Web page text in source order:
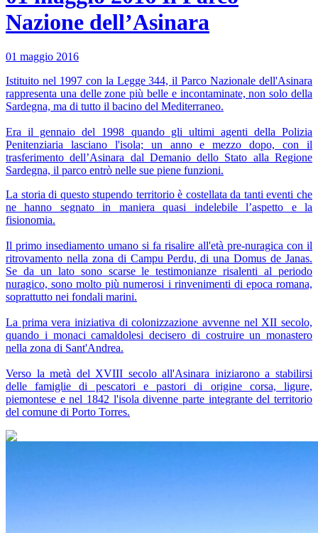
Nazione dell’Asinara
01 maggio 2016
Istituito nel 1997 con la Legge 344, il Parco Nazionale dell'Asinara
rappresenta una delle zone più belle e incontaminate, non solo della
Sardegna, ma di tutto il bacino del Mediterraneo.
Era il gennaio del 1998 quando gli ultimi agenti della Polizia
Penitenziaria lasciano l'isola; un anno e mezzo dopo, con il
trasferimento dell’Asinara dal Demanio dello Stato alla Regione
Sardegna, il parco entrò nelle sue piene funzioni.
La storia di questo stupendo territorio è costellata da tanti eventi che
ne hanno segnato in maniera quasi indelebile l’aspetto e la
fisionomia.
Il primo insediamento umano si fa risalire all'età pre-nuragica con il
ritrovamento nella zona di Campu Perdu, di una Domus de Janas.
Se da un lato sono scarse le testimonianze risalenti al periodo
nuragico, sono molto più numerosi i rinvenimenti di epoca romana,
soprattutto nei fondali marini.
La prima vera iniziativa di colonizzazione avvenne nel XII secolo,
quando i monaci camaldolesi decisero di costruire un monastero
nella zona di Sant'Andrea.
Verso la metà del XVIII secolo all'Asinara iniziarono a stabilirsi
delle famiglie di pescatori e pastori di origine corsa, ligure,
piemontese e nel 1842 l'isola divenne parte integrante del territorio
del comune di Porto Torres.